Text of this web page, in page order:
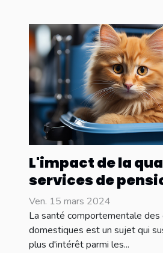
L'impact de la
services de
sur la santé
comportementale
chats
Ven. 15 mars 2024
La santé comportementale des
domestiques est un sujet qui
plus d'intérêt parmi les...